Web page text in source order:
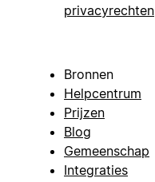
privacyrechten
Bronnen
Helpcentrum
Prijzen
Blog
Gemeenschap
Integraties